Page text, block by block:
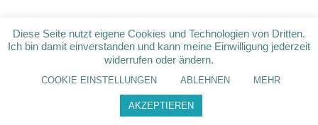
Diese Seite nutzt eigene Cookies und Technologien von Dritten.
Ich bin damit einverstanden und kann meine Einwilligung jederzeit
widerrufen oder ändern.
COOKIE EINSTELLUNGEN ABLEHNEN MEHR
AKZEPTIEREN